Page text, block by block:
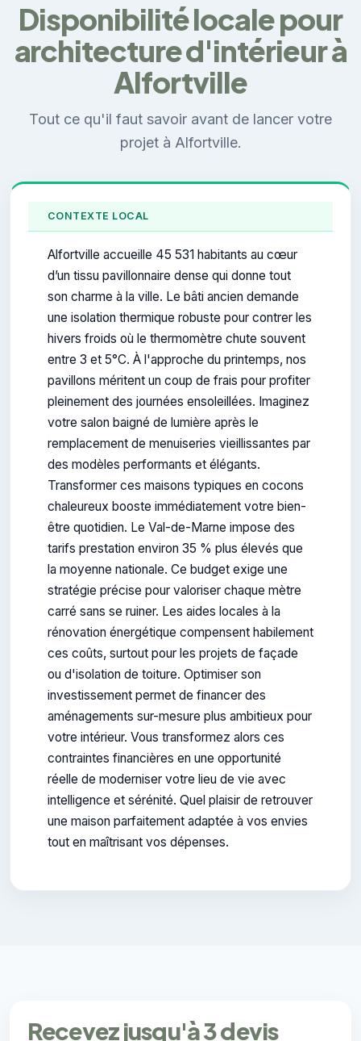
Disponibilité locale pour
architecture d'intérieur à
Alfortville
Tout ce qu'il faut savoir avant de lancer votre
projet à Alfortville.
CONTEXTE LOCAL
Alfortville accueille 45 531 habitants au cœur
d’un tissu pavillonnaire dense qui donne tout
son charme à la ville. Le bâti ancien demande
une isolation thermique robuste pour contrer les
hivers froids où le thermomètre chute souvent
entre 3 et 5°C. À l'approche du printemps, nos
pavillons méritent un coup de frais pour profiter
pleinement des journées ensoleillées. Imaginez
votre salon baigné de lumière après le
remplacement de menuiseries vieillissantes par
des modèles performants et élégants.
Transformer ces maisons typiques en cocons
chaleureux booste immédiatement votre bien-
être quotidien. Le Val-de-Marne impose des
tarifs prestation environ 35 % plus élevés que
la moyenne nationale. Ce budget exige une
stratégie précise pour valoriser chaque mètre
carré sans se ruiner. Les aides locales à la
rénovation énergétique compensent habilement
ces coûts, surtout pour les projets de façade
ou d'isolation de toiture. Optimiser son
investissement permet de financer des
aménagements sur-mesure plus ambitieux pour
votre intérieur. Vous transformez alors ces
contraintes financières en une opportunité
réelle de moderniser votre lieu de vie avec
intelligence et sérénité. Quel plaisir de retrouver
une maison parfaitement adaptée à vos envies
tout en maîtrisant vos dépenses.
Recevez jusqu'à 3 devis